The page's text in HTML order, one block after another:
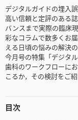
デジタルガイドの埋入
高い信頼と定評のある
バンスまで実際の臨床
彩なコラムで数多くお
える日頃の悩みの解決
今月号の特集「デジタ
歯科のワークフローに
こるか，その検討をご紹
目次